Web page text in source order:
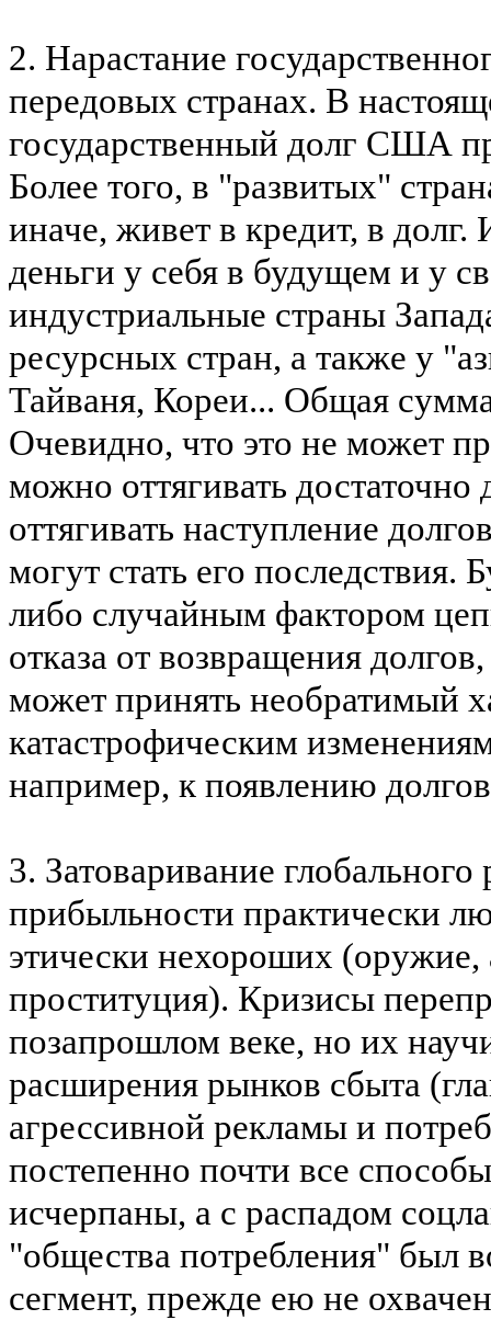
2. Нарастание
передовых странах. В
государственный долг США
Более того, в "развитых"
иначе, живет в кредит, в
деньги у себя в будущем и у
индустриальные страны
ресурсных стран, а также у
Тайваня, Кореи... Общая
Очевидно, что это не может
можно оттягивать достаточно
оттягивать наступление
могут стать его
либо случайным фактором
отказа от возвращения
может принять необратимый
катастрофическим
например, к появлению
3. Затоваривание
прибыльности практически
этически нехороших (оружие,
проституция). Кризисы
позапрошлом веке, но их
расширения рынков сбыта
агрессивной рекламы и
постепенно почти все
исчерпаны, а с распадом
"общества потребления" был
сегмент, прежде ею не